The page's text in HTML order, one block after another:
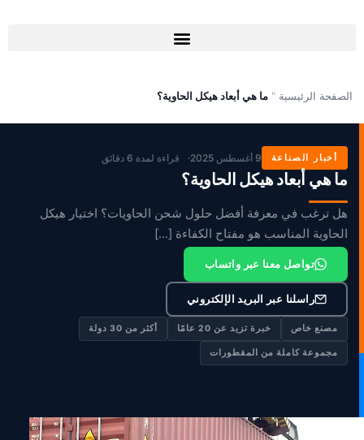
الصفحة الرئيسية " ما هي أبعاد هيكل الحاوية؟
أخبار الصناعة 9 أغسطس 2025 قراءة لمدة 6 دقائق
ما هي أبعاد هيكل الحاوية؟
هل ترغب في معرفة أفضل حلول شحن الحاويات؟ اختيار هيكل
الحاوية المناسب هو مفتاح الكفاءة [...]
تواصل معنا عبر واتساب
راسلنا عبر البريد الإلكتروني
مصنع خاص خبرة تزيد عن 20 عامًا أكثر من 30 دولة
مجموعة كاملة من المقطورات